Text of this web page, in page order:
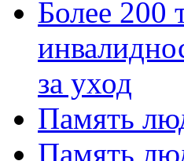
Более 200
за уход
Память
Память